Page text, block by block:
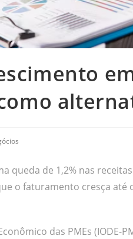
queda de 1,2% nas
o faturamento cresça
das PMEs (IODE-